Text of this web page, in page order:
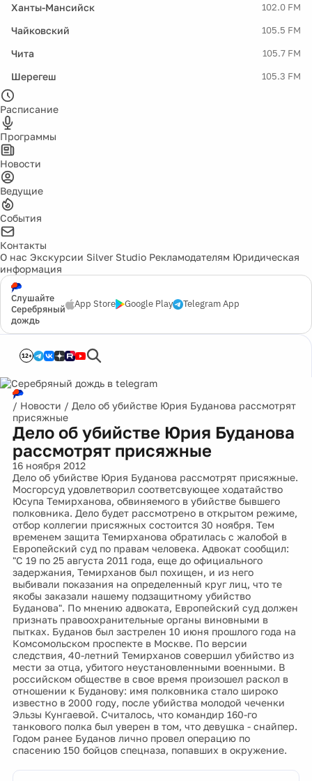
Ханты-Мансийск 102.0 FM
Чайковский 105.5 FM
Чита 105.7 FM
Шерегеш 105.3 FM
Расписание
Программы
Новости
Ведущие
События
Контакты
О нас Экскурсии Silver Studio Рекламодателям Юридическая
информация
Слушайте
Серебряный
дождь
App Store Google Play Telegram App
12+
/ Новости / Дело об убийстве Юрия Буданова рассмотрят
присяжные
Дело об убийстве Юрия Буданова
рассмотрят присяжные
16 ноября 2012
Дело об убийстве Юрия Буданова рассмотрят присяжные.
Мосгорсуд удовлетворил соответсвующее ходатайство
Юсупа Темирханова, обвиняемого в убийстве бывшего
полковника. Дело будет рассмотрено в открытом режиме,
отбор коллегии присяжных состоится 30 ноября. Тем
временем защита Темирханова обратилась с жалобой в
Европейский суд по правам человека. Адвокат сообщил:
"С 19 по 25 августа 2011 года, еще до официального
задержания, Темирханов был похищен, и из него
выбивали показания на определенный круг лиц, что те
якобы заказали нашему подзащитному убийство
Буданова". По мнению адвоката, Европейский суд должен
признать правоохранительные органы виновными в
пытках. Буданов был застрелен 10 июня прошлого года на
Комсомольском проспекте в Москве. По версии
следствия, 40-летний Темирханов совершил убийство из
мести за отца, убитого неустановленными военными. В
российском обществе в свое время произошел раскол в
отношении к Буданову: имя полковника стало широко
известно в 2000 году, после убийства молодой чеченки
Эльзы Кунгаевой. Считалось, что командир 160-го
танкового полка был уверен в том, что девушка - снайпер.
Годом ранее Буданов лично провел операцию по
спасению 150 бойцов спецназа, попавших в окружение.